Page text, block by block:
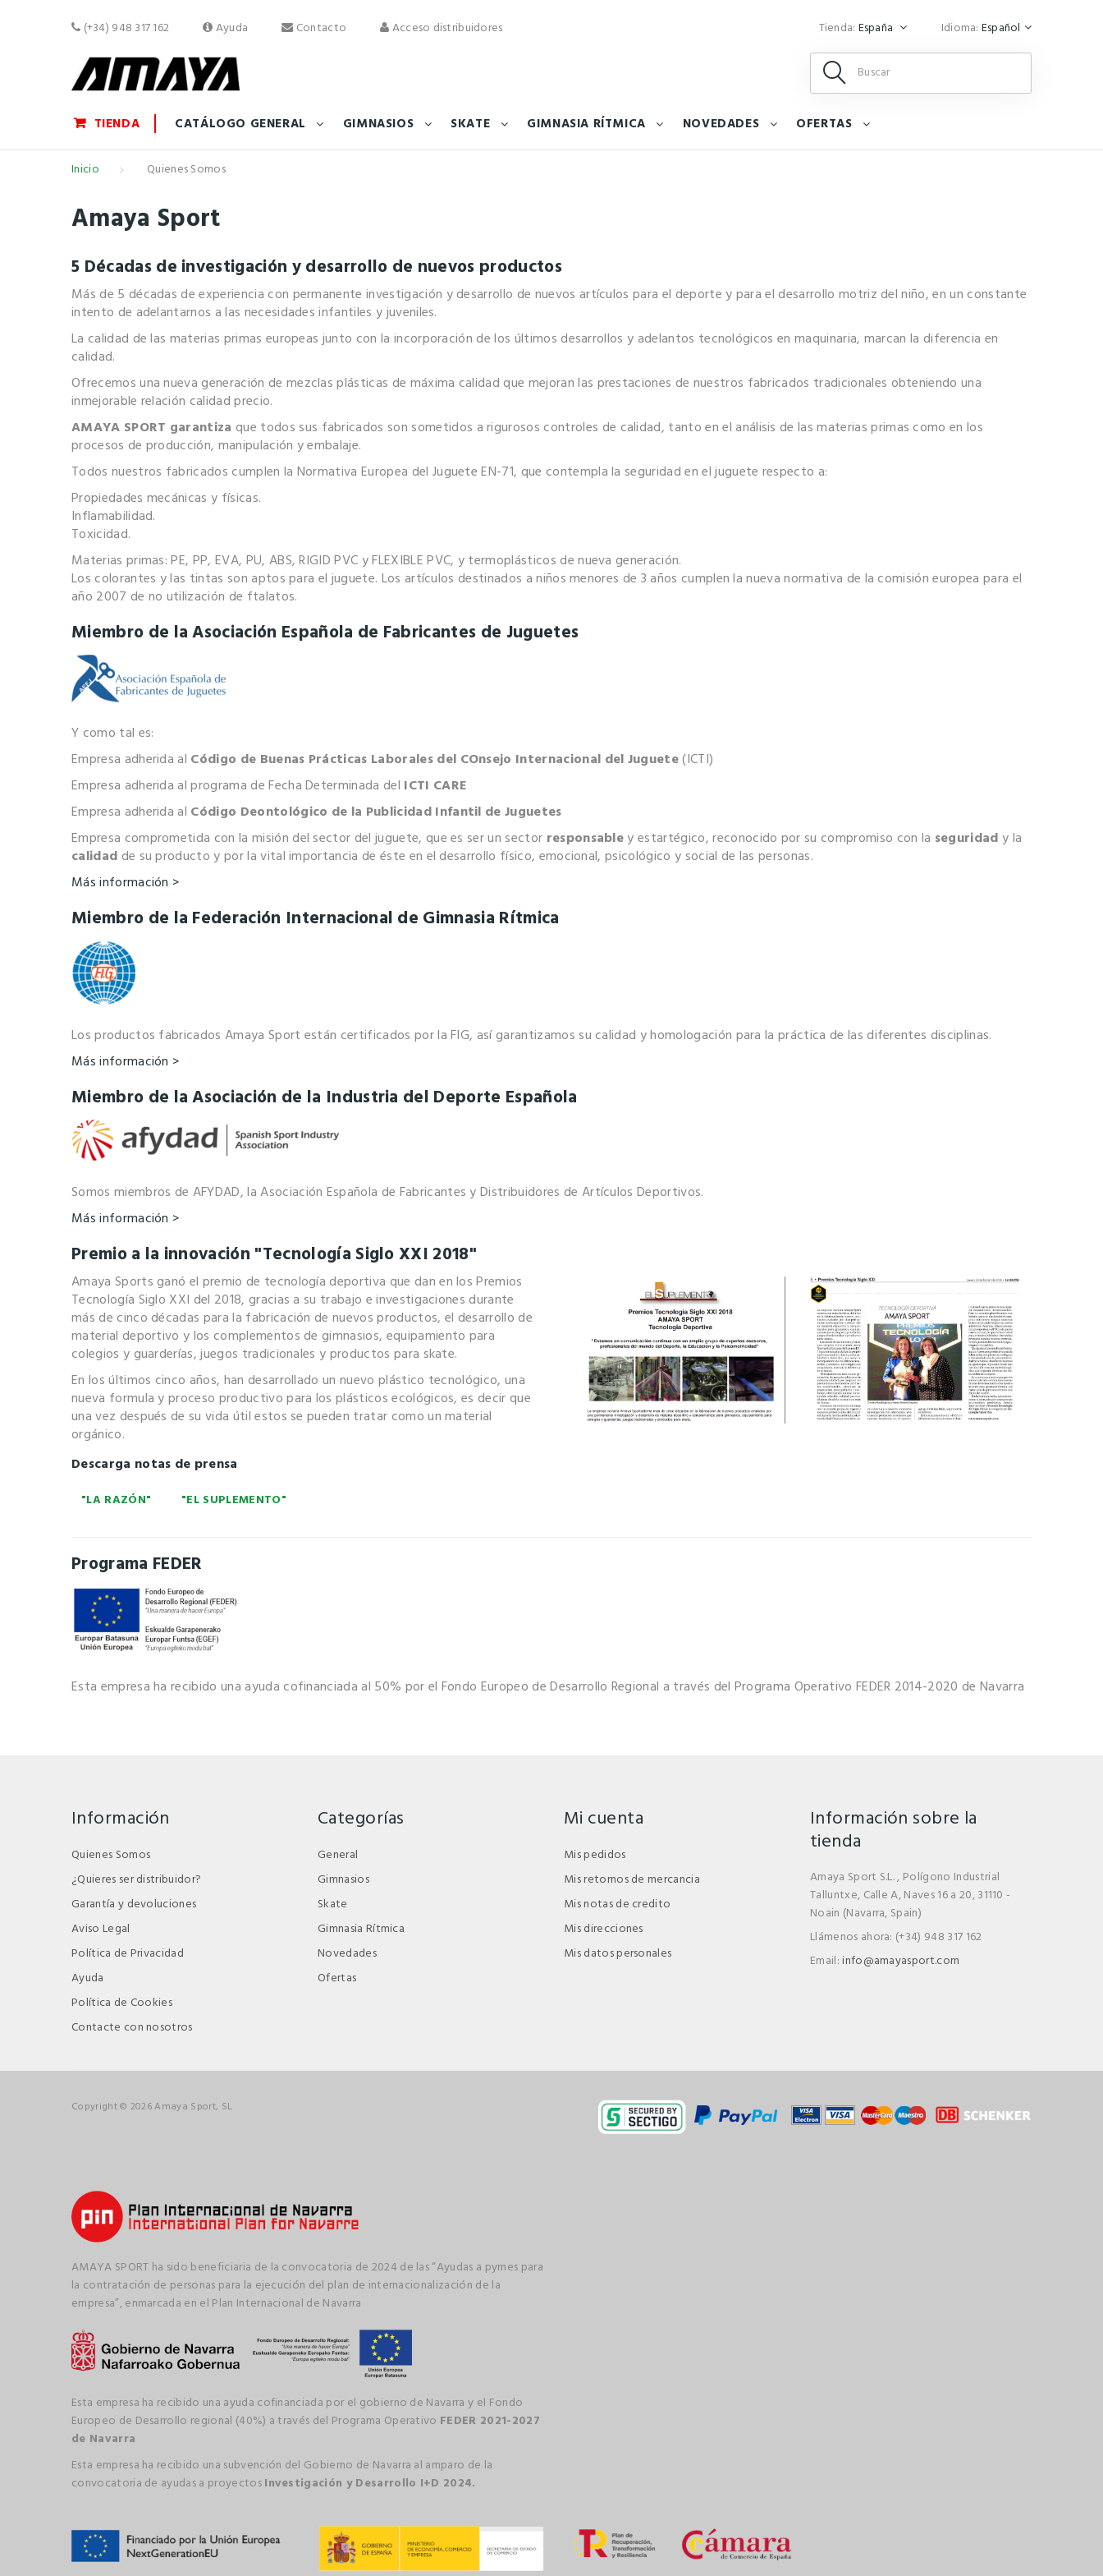
(+34) 948 317 162 Ayuda Contacto Acceso distribuidores Idioma: Español
Tienda: España
TIENDA CATÁLOGO GENERAL GIMNASIOS SKATE GIMNASIA RÍTMICA NOVEDADES OFERTAS
Inicio Quienes Somos
Amaya Sport
5 Décadas de investigación y desarrollo de nuevos productos
Más de 5 décadas de experiencia con permanente investigación y desarrollo de nuevos artículos para el deporte y para el desarrollo motriz del niño, en un constante
intento de adelantarnos a las necesidades infantiles y juveniles.
La calidad de las materias primas europeas junto con la incorporación de los últimos desarrollos y adelantos tecnológicos en maquinaria, marcan la diferencia en
calidad.
Ofrecemos una nueva generación de mezclas plásticas de máxima calidad que mejoran las prestaciones de nuestros fabricados tradicionales obteniendo una
inmejorable relación calidad precio.
AMAYA SPORT garantiza que todos sus fabricados son sometidos a rigurosos controles de calidad, tanto en el análisis de las materias primas como en los
procesos de producción, manipulación y embalaje.
Todos nuestros fabricados cumplen la Normativa Europea del Juguete EN-71, que contempla la seguridad en el juguete respecto a:
Propiedades mecánicas y físicas.
Inflamabilidad.
Toxicidad.
Materias primas: PE, PP, EVA, PU, ABS, RIGID PVC y FLEXIBLE PVC, y termoplásticos de nueva generación.
Los colorantes y las tintas son aptos para el juguete. Los artículos destinados a niños menores de 3 años cumplen la nueva normativa de la comisión europea para el
año 2007 de no utilización de ftalatos.
Miembro de la Asociación Española de Fabricantes de Juguetes
Y como tal es:
Empresa adherida al Código de Buenas Prácticas Laborales del COnsejo Internacional del Juguete(ICTI)
Empresa adherida al programa de Fecha Determinada del ICTI CARE
Empresa adherida al Código Deontológico de la Publicidad Infantil de Juguetes
Empresa comprometida con la misión del sector del juguete, que es ser un sector responsabley estartégico, reconocido por su compromiso con la seguridady la
calidad de su producto y por la vital importancia de éste en el desarrollo físico, emocional, psicológico y social de las personas.
Más información >
Miembro de la Federación Internacional de Gimnasia Rítmica
Los productos fabricados Amaya Sport están certificados por la FIG, así garantizamos su calidad y homologación para la práctica de las diferentes disciplinas.
Más información >
Miembro de la Asociación de la Industria del Deporte Española
Somos miembros de AFYDAD, la Asociación Española de Fabricantes y Distribuidores de Artículos Deportivos.
Más información >
Premio a la innovación "Tecnología Siglo XXI 2018"
Amaya Sports ganó el premio de tecnología deportiva que dan en los Premios
Tecnología Siglo XXI del 2018, gracias a su trabajo e investigaciones durante
más de cinco décadas para la fabricación de nuevos productos, el desarrollo de
material deportivo y los complementos de gimnasios, equipamiento para
colegios y guarderías, juegos tradicionales y productos para skate.
En los últimos cinco años, han desarrollado un nuevo plástico tecnológico, una
nueva formula y proceso productivo para los plásticos ecológicos, es decir que
una vez después de su vida útil estos se pueden tratar como un material
orgánico.
Descarga notas de prensa
"LA RAZÓN" "EL SUPLEMENTO"
Programa FEDER
Esta empresa ha recibido una ayuda cofinanciada al 50% por el Fondo Europeo de Desarrollo Regional a través del Programa Operativo FEDER 2014-2020 de Navarra
Información
Quienes Somos
¿Quieres ser distribuidor?
Garantía y devoluciones
Aviso Legal
Política de Privacidad
Ayuda
Política de Cookies
Contacte con nosotros
Categorías
General
Gimnasios
Skate
Gimnasia Rítmica
Novedades
Ofertas
Mi cuenta
Mis pedidos
Mis retornos de mercancia
Mis notas de credito
Mis direcciones
Mis datos personales
Información sobre la
tienda
Amaya Sport S.L. , Polígono Industrial
Talluntxe, Calle A, Naves 16 a 20, 31110 -
Noain (Navarra, Spain)
Llámenos ahora: (+34) 948 317 162
Email:info@amayasport.com
Copyright © 2026 Amaya Sport, SL
AMAYA SPORT ha sido beneficiaria de la convocatoria de 2024 de las “Ayudas a pymes para
la contratación de personas para la ejecución del plan de internacionalización de la
empresa”, enmarcada en el Plan Internacional de Navarra
Esta empresa ha recibido una ayuda cofinanciada por el gobierno de Navarra y el Fondo
Europeo de Desarrollo regional (40%) a través del Programa Operativo FEDER 2021-2027
de Navarra
Esta empresa ha recibido una subvención del Gobierno de Navarra al amparo de la
convocatoria de ayudas a proyectosInvestigación y Desarrollo I+D 2024.